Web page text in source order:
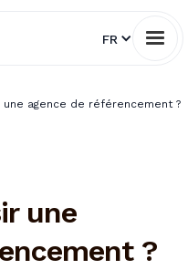
FR
une agence de référencement ?
une
?